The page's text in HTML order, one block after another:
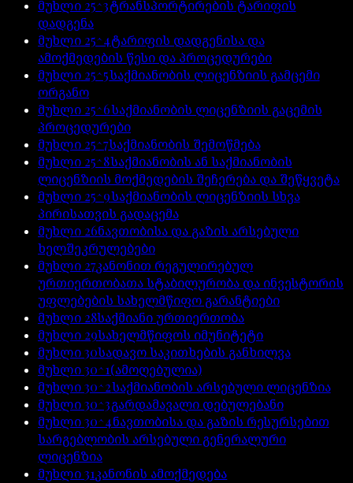
მუხლი 25^3ტრანსპორტირების ტარიფის
დადგენა
მუხლი 25^4ტარიფის დადგენისა და
ამოქმედების წესი და პროცედურები
მუხლი 25^5საქმიანობის ლიცენზიის გამცემი
ორგანო
მუხლი 25^6საქმიანობის ლიცენზიის გაცემის
პროცედურები
მუხლი 25^7საქმიანობის შემოწმება
მუხლი 25^8საქმიანობის ან საქმიანობის
ლიცენზიის მოქმედების შეჩერება და შეწყვეტა
მუხლი 25^9საქმიანობის ლიცენზიის სხვა
პირისათვის გადაცემა
მუხლი 26ნავთობისა და გაზის არსებული
ხელშეკრულებები
მუხლი 27კანონით რეგულირებულ
ურთიერთობათა სტაბილურობა და ინვესტორის
უფლებების სახელმწიფო გარანტიები
მუხლი 28საქმიანი ურთიერთობა
მუხლი 29სახელმწიფოს იმუნიტეტი
მუხლი30სადავო საკითხების განხილვა
მუხლი30^1(ამოღებულია)
მუხლი30^2საქმიანობის არსებული ლიცენზია
მუხლი30^3გარდამავალი დებულებანი
მუხლი30^4ნავთობისა და გაზის რესურსებით
სარგებლობის არსებული გენერალური
ლიცენზია
მუხლი31კანონის ამოქმედება